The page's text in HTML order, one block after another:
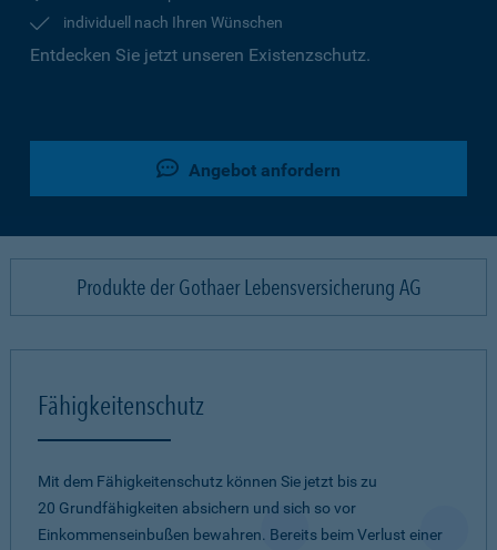
individuell nach Ihren Wünschen
Entdecken Sie jetzt unseren Existenzschutz.
Angebot anfordern
Produkte der Gothaer Lebensversicherung AG
Fähigkeitenschutz
Mit dem Fähigkeitenschutz können Sie jetzt bis zu
20 Grundfähigkeiten absichern und sich so vor
Einkommenseinbußen bewahren. Bereits beim Verlust einer